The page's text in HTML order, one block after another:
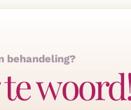
behandeling?